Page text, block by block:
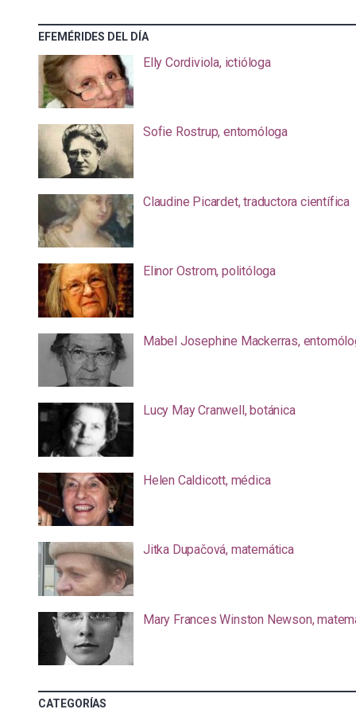
EFEMÉRIDES DEL DÍA
Elly Cordiviola, ictióloga
Sofie Rostrup, entomóloga
Claudine Picardet, traductora científica
Elinor Ostrom, politóloga
Mabel Josephine Mackerras,
Lucy May Cranwell, botánica
Helen Caldicott, médica
Jitka Dupačová, matemática
Mary Frances Winston Newson,
CATEGORÍAS